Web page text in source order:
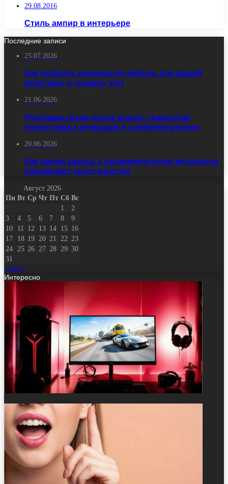
29.08.2016
Стиль ампир в интерьере
Последние записи
25.07.2026
Как выбрать идеальную мебель для вашей
квартиры и создать уют
21.06.2026
Подтяжка груди после родов: грамотная
подготовка к операции и снижение рисков
20.06.2026
Как двери капель с иллюминатором визуально
расширяют пространство
Август 2026
Пн Вт Ср Чт Пт Сб Вс
1
2
3
4 5 6 7 8
9
10
11 12 13 14 15 16
17
18 19 20 21 22 23
24
25 26 27 28 29 30
31
« Июл
Интересно